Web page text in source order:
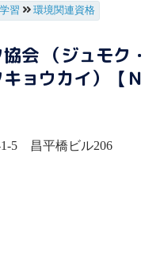
習 環境関連資格
会 （ジュモク・
ョウカイ）【Ｎ
1-5 昌平橋ビル206